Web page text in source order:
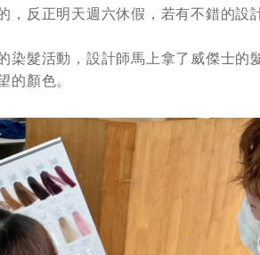
，反正明天週六休假，若有不錯的設
髮活動，設計師馬上拿了威傑士的
的顏色。